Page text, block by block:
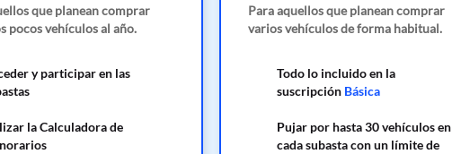
que planean comprar
pocos vehículos al año.
y participar en las
la Calculadora de
Para aquellos que planean comprar
varios vehículos de forma habitual.
Todo lo incluido en la
suscripción Básica
Pujar por hasta 30 vehículos en
cada subasta con un límite de